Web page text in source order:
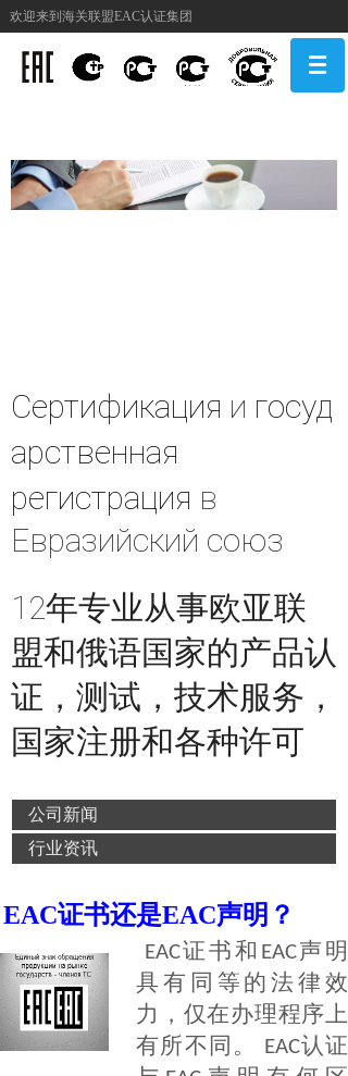
欢迎来到海关联盟EAC认证集团
Сертификация и госуд
арственная
регистрация в
Евразийский союз
12年专业从事欧亚联
盟和俄语国家的产品认
证，测试，技术服务，
国家注册和各种许可
公司新闻
行业资讯
EAC证书还是EAC声明？
EAC证书和EAC声明
具有同等的法律效
力，仅在办理程序上
有所不同。 EAC认证